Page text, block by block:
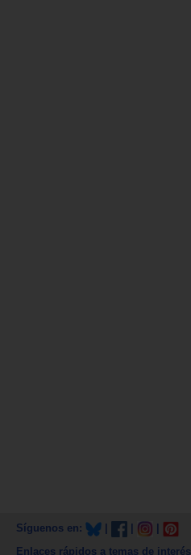
Síguenos en:
Enlaces rápidos a temas de interés